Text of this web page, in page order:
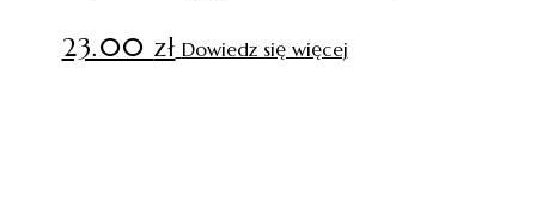
23.00 zł Dowiedz się więcej